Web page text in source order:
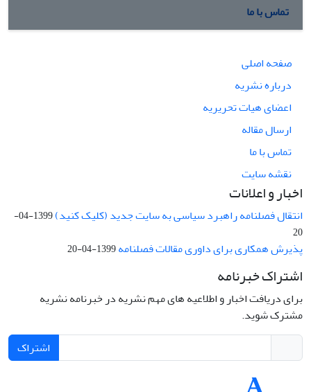
تماس با ما
صفحه اصلی
درباره نشریه
اعضای هیات تحریریه
ارسال مقاله
تماس با ما
نقشه سایت
اخبار و اعلانات
انتقال فصلنامه راهبرد سیاسی به سایت جدید (کلیک کنید)
1399-04-
20
پذیرش همکاری برای داوری مقالات فصلنامه1399-04-20
اشتراک خبرنامه
برای دریافت اخبار و اطلاعیه های مهم نشریه در خبرنامه نشریه
مشترک شوید.
اشتراک